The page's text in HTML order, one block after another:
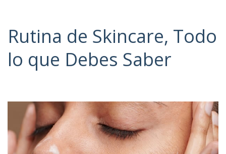
Rutina de Skincare, Todo
lo que Debes Saber